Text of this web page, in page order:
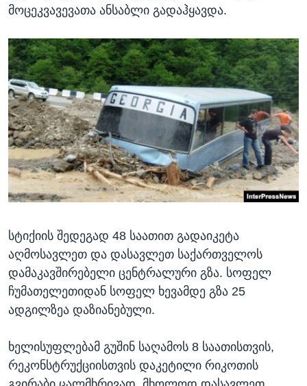
მოცეკვავევათა ანსაბლი გადაჰყავდა.
სტიქიის შედეგად 48 საათით გადაიკეტა
აღმოსავლეთ და დასავლეთ საქართველოს
დამაკავშირებელი ცენტრალური გზა. სოფელ
ჩუმათელეთიდან სოფელ ხევამდე გზა 25
ადგილზეა დაზიანებული.
ხელისუფლებამ გუშინ საღამოს 8 საათისთვის,
რეკონსტრუქციისთვის დაკეტილი რიკოთის